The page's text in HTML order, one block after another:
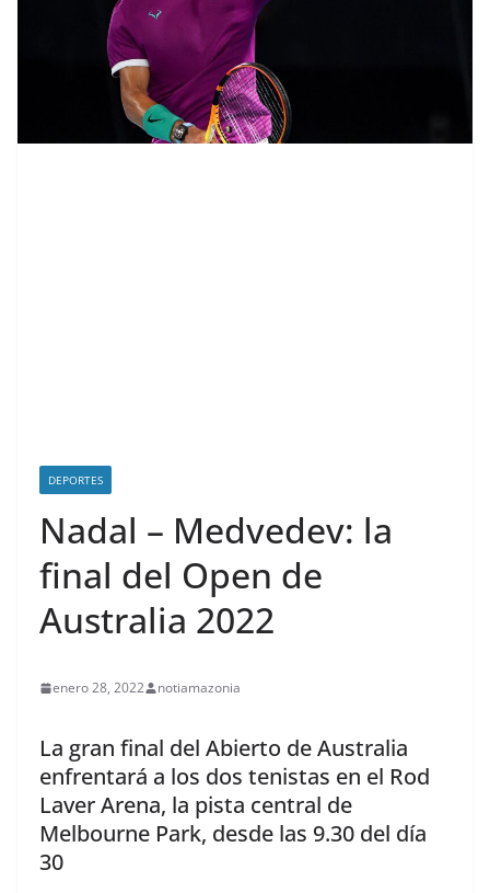
DEPORTES
Nadal – Medvedev: la
final del Open de
Australia 2022
enero 28, 2022 notiamazonia
La gran final del Abierto de Australia
enfrentará a los dos tenistas en el Rod
Laver Arena, la pista central de
Melbourne Park, desde las 9.30 del día
30